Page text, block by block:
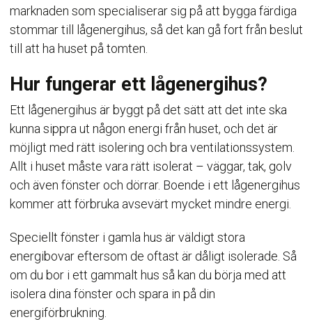
marknaden som specialiserar sig på att bygga färdiga
stommar till lågenergihus, så det kan gå fort från beslut
till att ha huset på tomten.
Hur fungerar ett lågenergihus?
Ett lågenergihus är byggt på det sätt att det inte ska
kunna sippra ut någon energi från huset, och det är
möjligt med rätt isolering och bra ventilationssystem.
Allt i huset måste vara rätt isolerat – väggar, tak, golv
och även fönster och dörrar. Boende i ett lågenergihus
kommer att förbruka avsevärt mycket mindre energi.
Speciellt fönster i gamla hus är väldigt stora
energibovar eftersom de oftast är dåligt isolerade. Så
om du bor i ett gammalt hus så kan du börja med att
isolera dina fönster och spara in på din
energiförbrukning.